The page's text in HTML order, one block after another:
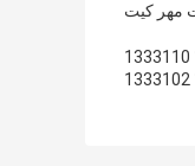
1333118 1333114 1333110
1333106 1082871 1333102